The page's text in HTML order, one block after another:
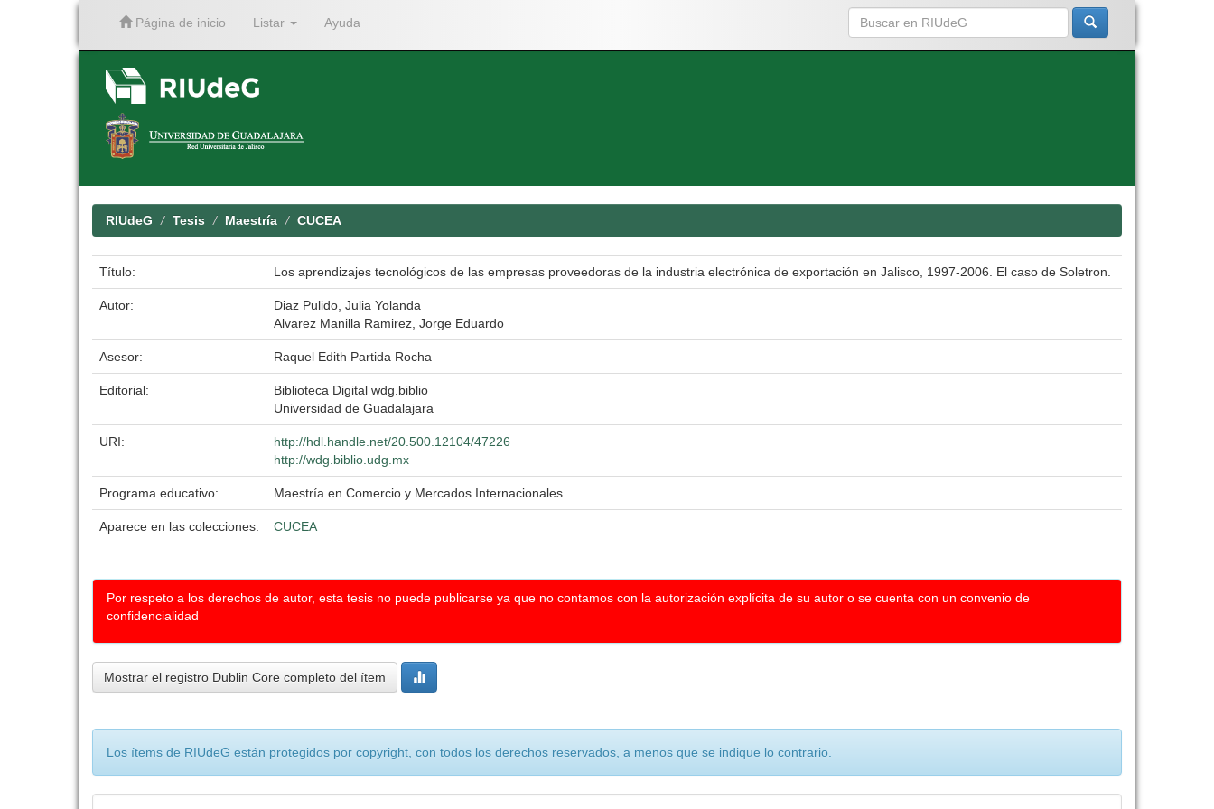
Página de inicio Listar Ayuda
RIUdeG Tesis Maestría CUCEA
Título: Los aprendizajes tecnológicos de las empresas proveedoras de la industria electrónica de exportación en Jalisco, 1997-2006. El caso de Soletron.
Autor:
Diaz Pulido, Julia Yolanda
Alvarez Manilla Ramirez, Jorge Eduardo
Asesor: Raquel Edith Partida Rocha
Editorial:
Biblioteca Digital wdg.biblio
Universidad de Guadalajara
URI:
http://hdl.handle.net/20.500.12104/47226
http://wdg.biblio.udg.mx
Programa educativo: Maestría en Comercio y Mercados Internacionales
Aparece en las colecciones: CUCEA
Por respeto a los derechos de autor, esta tesis no puede publicarse ya que no contamos con la autorización explícita de su autor o se cuenta con un convenio de
confidencialidad
Mostrar el registro Dublin Core completo del ítem
Los ítems de RIUdeG están protegidos por copyright, con todos los derechos reservados, a menos que se indique lo contrario.